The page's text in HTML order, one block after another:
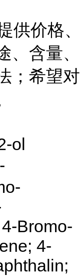
供价格、
、含量、
；希望对
ol
Bromo-
4-